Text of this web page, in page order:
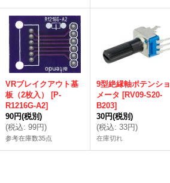
VRブレイクアウト基
板（2枚入）
[P-
R1216G-A2]
90円(税別)
(税込: 99円)
参考在庫数35点
9型絶縁軸ポテンショ
メータ [RV09-S20-
B203]
30円(税別)
(税込: 33円)
在庫切れ